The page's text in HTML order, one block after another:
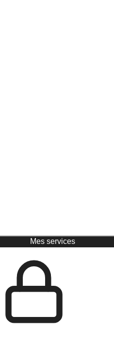
Mes services